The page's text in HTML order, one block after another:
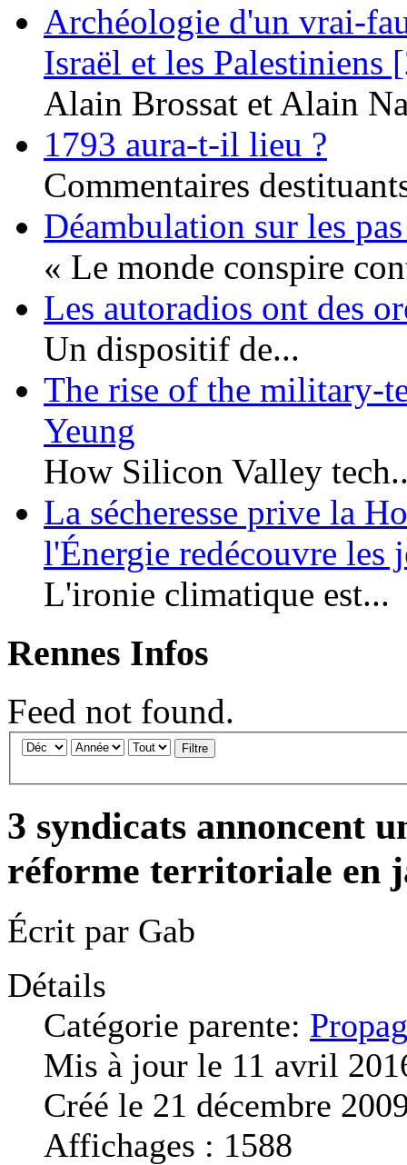
Archéologie d'un vrai-
Israël et les Palestiniens
Alain Brossat et Alain
1793 aura-t-il lieu ?
Commentaires
Déambulation sur les
« Le monde conspire
Les autoradios ont des
Un dispositif de...
The rise of the military-
Yeung
How Silicon Valley
La sécheresse prive la
l'Énergie redécouvre les
L'ironie climatique est...
Rennes Infos
Feed not found.
Filtre
3 syndicats annoncent
réforme territoriale en
Écrit par Gab
Détails
Catégorie parente:
Mis à jour le 11 avril
Créé le 21 décembre
Affichages : 1588